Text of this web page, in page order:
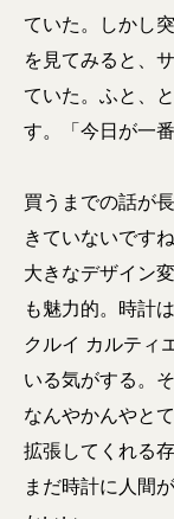
ていた。しかし
を見てみると、
ていた。ふと、
す。「今日が一
買うまでの話が
きていないです
大きなデザイン
も魅力的。時計
クルイ カルティ
いる気がする。
なんやかんやと
拡張してくれる
まだ時計に人間